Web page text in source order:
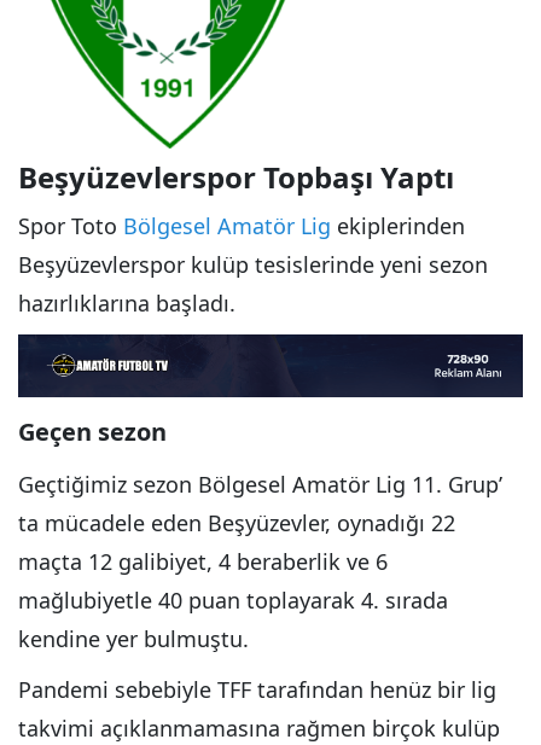
Beşyüzevlerspor Topbaşı Yaptı
Spor Toto Bölgesel Amatör Lig ekiplerinden
Beşyüzevlerspor kulüp tesislerinde yeni sezon
hazırlıklarına başladı.
Geçen sezon
Geçtiğimiz sezon Bölgesel Amatör Lig 11. Grup’
ta mücadele eden Beşyüzevler, oynadığı 22
maçta 12 galibiyet, 4 beraberlik ve 6
mağlubiyetle 40 puan toplayarak 4. sırada
kendine yer bulmuştu.
Pandemi sebebiyle TFF tarafından henüz bir lig
takvimi açıklanmamasına rağmen birçok kulüp